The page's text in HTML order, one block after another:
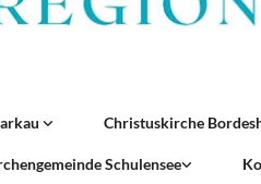
Christuskirche
Schulensee